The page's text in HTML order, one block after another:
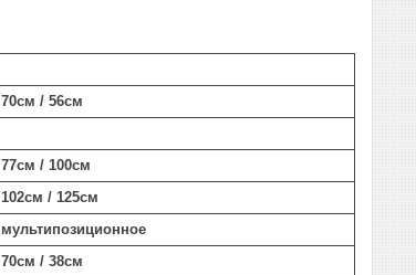
70см / 56см
77см / 100см
102см / 125см
мультипозиционное
70см / 38см